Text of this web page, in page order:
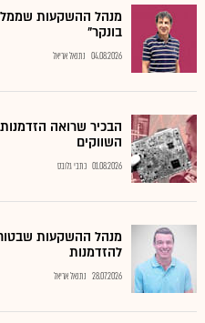
מנהל ההשקעות
בונקר"
04.08.2026 נתנאל אריאל
הבכיר שרואה
השווקים
01.08.2026 כתבי גלובס
מנהל ההשקעות
להזדמנות
28.07.2026 נתנאל אריאל